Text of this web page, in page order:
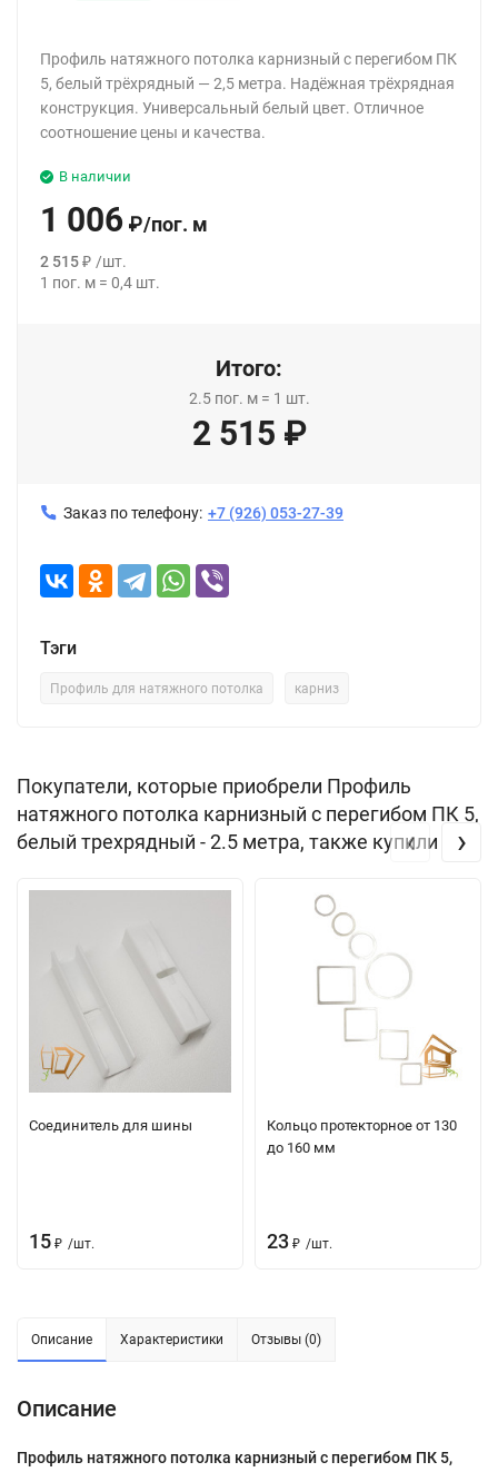
Профиль натяжного потолка карнизный с перегибом ПК
5, белый трёхрядный — 2,5 метра. Надёжная трёхрядная
конструкция. Универсальный белый цвет. Отличное
соотношение цены и качества.
В наличии
1 006 ₽/пог. м
2 515₽ /шт.
1 пог. м = 0,4 шт.
Итого:
2.5пог. м= 1 шт.
2 515 ₽
Заказ по телефону: +7 (926) 053-27-39
Тэги
Профиль для натяжного потолка карниз
Покупатели, которые приобрели Профиль
натяжного потолка карнизный с перегибом ПК 5,
белый трехрядный - 2.5 метра, также купили
Соединитель для шины
15 ₽ /шт.
Кольцо протекторное от 130
до 160 мм
23 ₽ /шт.
‹ ›
Описание Характеристики Отзывы (0)
Описание
Профиль натяжного потолка карнизный с перегибом ПК 5,